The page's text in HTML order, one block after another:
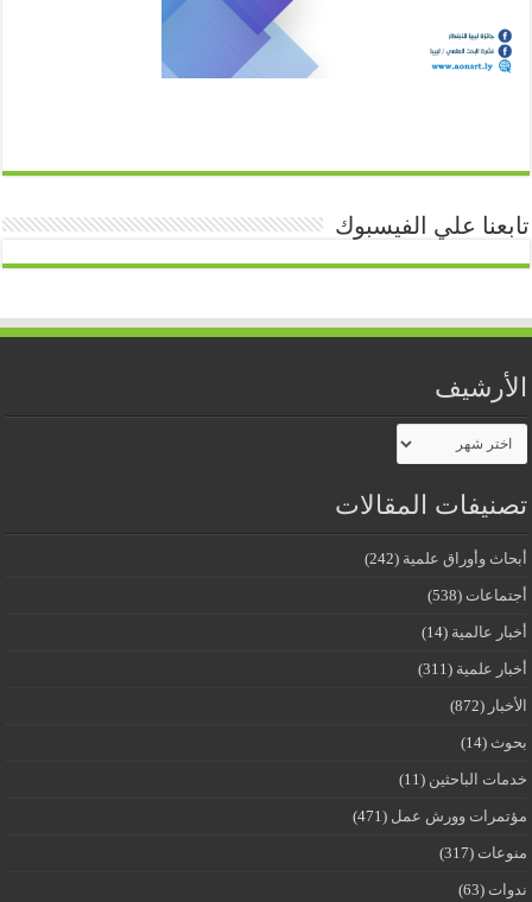
تابعنا علي الفيسبوك
الأرشيف
الأرشيف
تصنيفات المقالات
أبحاث وأوراق علمية (242)
أجتماعات (538)
أخبار عالمية (14)
أخبار علمية (311)
الأخبار (872)
بحوث (14)
خدمات الباحثين (11)
مؤتمرات وورش عمل (471)
منوعات (317)
ندوات (63)